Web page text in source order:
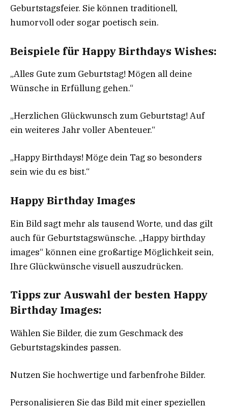
Geburtstagsfeier. Sie können traditionell,
humorvoll oder sogar poetisch sein.
Beispiele für Happy Birthdays Wishes:
„Alles Gute zum Geburtstag! Mögen all deine
Wünsche in Erfüllung gehen.“
„Herzlichen Glückwunsch zum Geburtstag! Auf
ein weiteres Jahr voller Abenteuer.“
„Happy Birthdays! Möge dein Tag so besonders
sein wie du es bist.“
Happy Birthday Images
Ein Bild sagt mehr als tausend Worte, und das gilt
auch für Geburtstagswünsche. „Happy birthday
images“ können eine großartige Möglichkeit sein,
Ihre Glückwünsche visuell auszudrücken.
Tipps zur Auswahl der besten Happy
Birthday Images:
Wählen Sie Bilder, die zum Geschmack des
Geburtstagskindes passen.
Nutzen Sie hochwertige und farbenfrohe Bilder.
Personalisieren Sie das Bild mit einer speziellen